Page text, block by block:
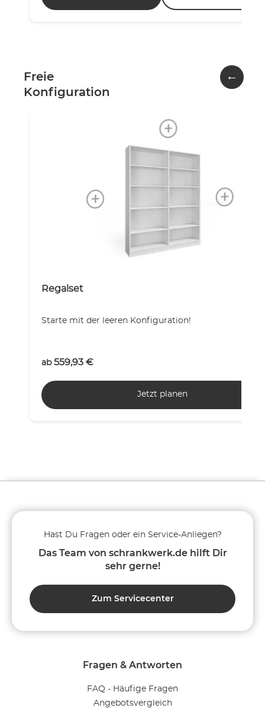
Freie
Konfiguration
Regalset
Starte mit der leeren Konfiguration!
ab 559,93 €
Jetzt planen
←
Fragen & Antworten
FAQ - Häufige Fragen
Angebotsvergleich
Hast Du Fragen oder ein Service-Anliegen?
Das Team von schrankwerk.de hilft Dir
sehr gerne!
Zum Servicecenter